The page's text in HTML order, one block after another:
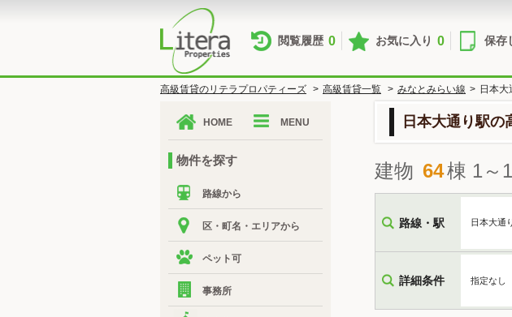
閲覧履歴 0 お気に入り 0 保存
高級賃貸のリテラプロパティーズ > 高級賃貸一覧 > みなとみらい線 > 日本
日本大通り駅の
建物 64棟 1～
路線・駅 日本大通
詳細条件 指定なし
HOME MENU
物件を探す
路線から
区・町名・エリアから
ペット可
事務所